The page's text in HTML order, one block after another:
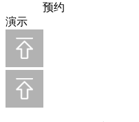
预约
演示